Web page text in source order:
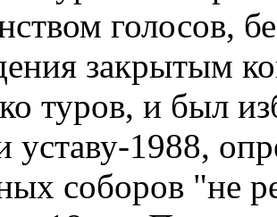
голосов,
закрытым
туров, и был
уставу-1988,
соборов "не